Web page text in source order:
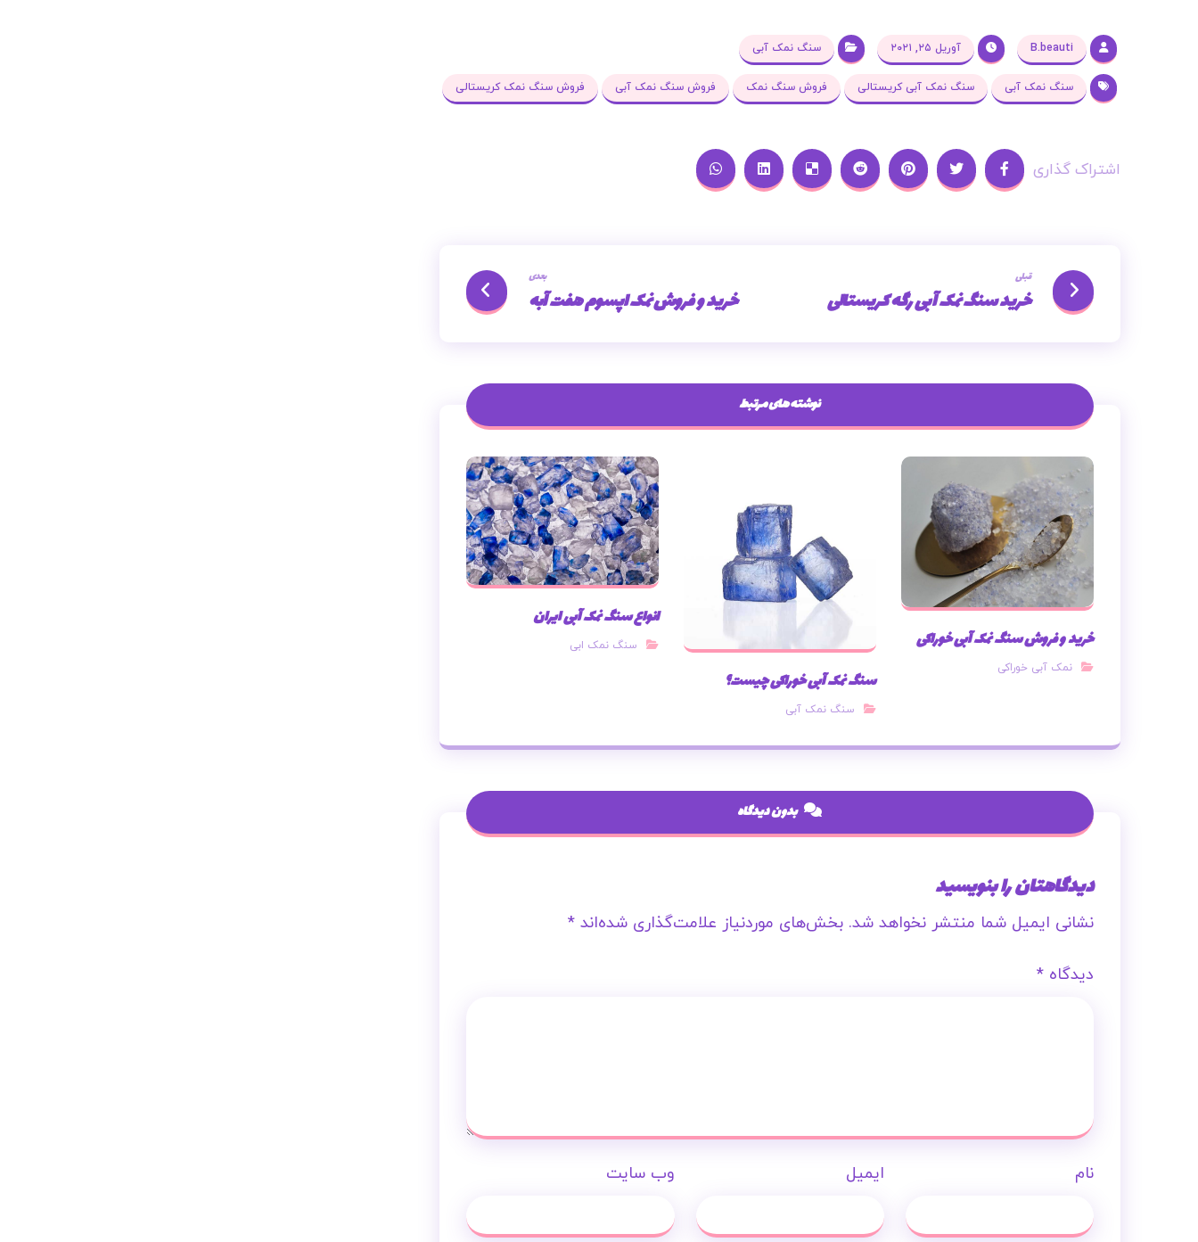
B.beauti آوریل ۲۵, ۲۰۲۱ سنگ نمک آبی
سنگ نمک آبی سنگ نمک آبی کریستالی فروش سنگ نمک فروش سنگ نمک آبی فروش سنگ نمک کریستالی
قبلی
خرید سنگ نمک آبی رگه کریستالی
بعدی
خرید و فروش نمک اپسوم هفت آبه
نوشته های مرتبط
خرید و فروش سنگ نمک آبی خوراکی
نمک آبی خوراکی
سنگ نمک آبی خوراکی چیست؟
سنگ نمک آبی
انواع سنگ نمک آبی ایران
سنگ نمک ابی
بدون دیدگاه
دیدگاهتان را بنویسید
نشانی ایمیل شما منتشر نخواهد شد. بخش‌های موردنیاز علامت‌گذاری شده‌اند *
دیدگاه *
نام ایمیل وب‌ سایت